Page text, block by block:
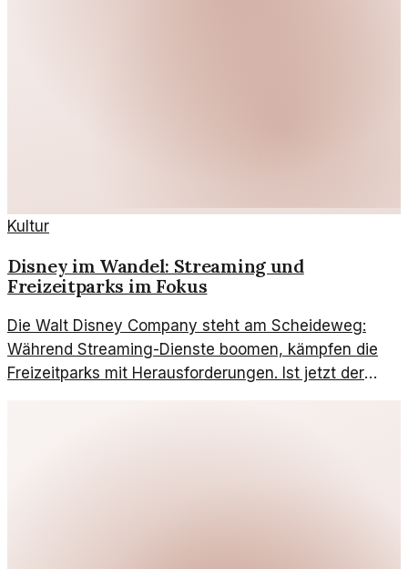
Kultur
Disney im Wandel: Streaming und
Freizeitparks im Fokus
Die Walt Disney Company steht am Scheideweg:
Während Streaming-Dienste boomen, kämpfen die
Freizeitparks mit Herausforderungen. Ist jetzt der